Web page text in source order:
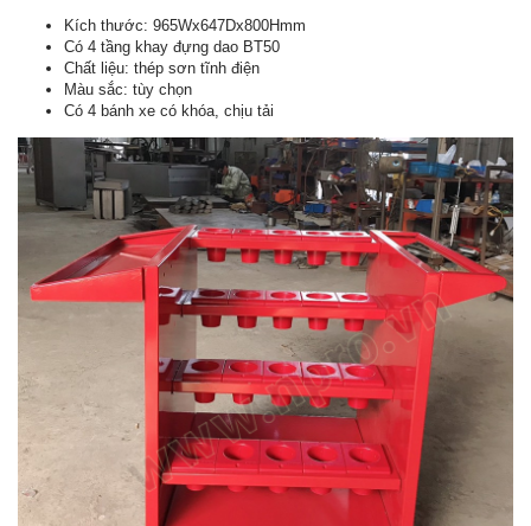
Kích thước: 965Wx647Dx800Hmm
Có 4 tầng khay đựng dao BT50
Chất liệu: thép sơn tĩnh điện
Màu sắc: tùy chọn
Có 4 bánh xe có khóa, chịu tải